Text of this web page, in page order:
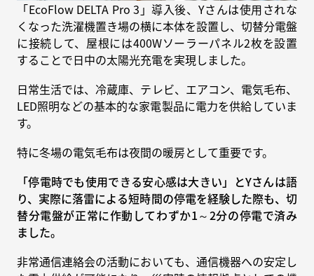
「EcoFlowDELTA Pro 3」導入後、Yさんは使用されな
くなった洗濯機置き場の横に本体を設置し、切替分電盤
に接続して、屋根には400Wソーラーパネル2枚を設置
することで日中の太陽光充電を実現しました。
日常生活では、冷蔵庫、テレビ、エアコン、電気毛布、
LED照明などの基本的な家電製品に電力を供給していま
す。
特に冬場の電気毛布は夜間の暖房として重要です。
「停電時でも使用できる安心感は大きい」とYさんは語
り、実際に落雷による短時間の停電を経験した際も、切
替分電盤が正常に作動してわずか1～2分の停電で済み
ました。
非常通信連絡会の活動においても、通信機器への安定し